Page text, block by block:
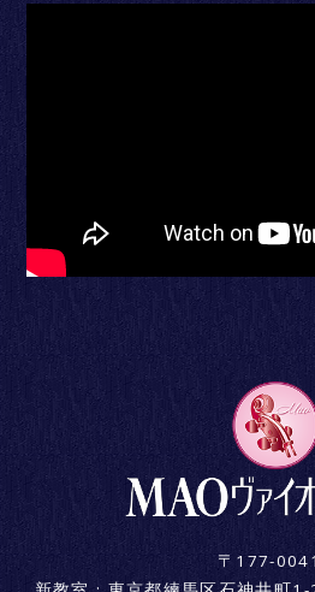
〒177-0041